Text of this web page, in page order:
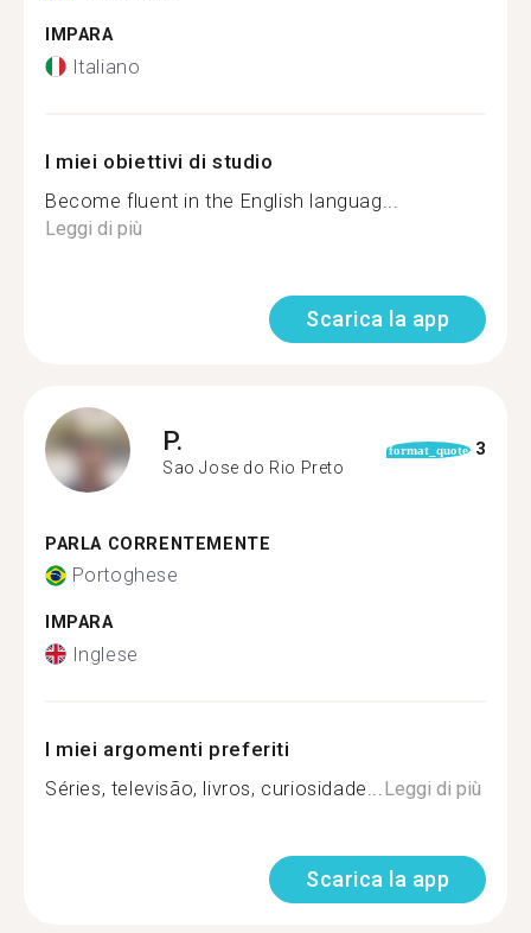
IMPARA
Italiano
I miei obiettivi di studio
Become fluent in the English languag...
Leggi di più
Scarica la app
P.
Sao Jose do Rio Preto
format_quote 3
PARLA CORRENTEMENTE
Portoghese
IMPARA
Inglese
I miei argomenti preferiti
Séries, televisão, livros, curiosidade... Leggi di più
Scarica la app